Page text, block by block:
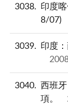
3038
印度
8/07)
3039
印度
3040
西班
項。